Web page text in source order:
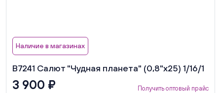
Наличие в магазинах
В7241 Салют "Чудная планета" (0,8"х25) 1/16/1
3 900 ₽ Получить оптовый прайс